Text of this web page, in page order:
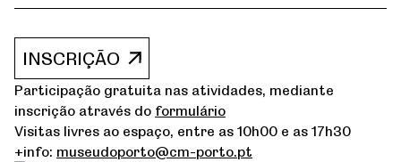
INSCRIÇÃO
Participação gratuita nas atividades, mediante
inscrição através do formulário
Visitas livres ao espaço, entre as 10h00 e as 17h30
+info: museudoporto@cm-porto.pt